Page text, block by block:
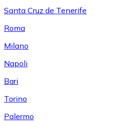
Santa Cruz de Tenerife
Roma
Milano
Napoli
Bari
Torino
Palermo